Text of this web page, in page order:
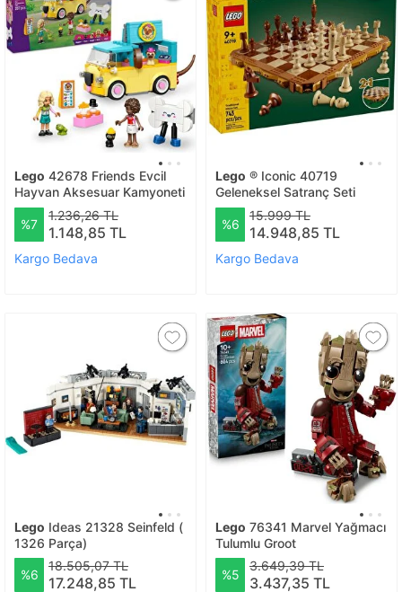
Lego 42678 Friends Evcil
Hayvan Aksesuar Kamyoneti
%7
1.236,26 TL
1.148,85 TL
Kargo Bedava
Lego ® Iconic 40719
Geleneksel Satranç Seti
%6
15.999 TL
14.948,85 TL
Kargo Bedava
Lego Ideas 21328 Seinfeld (
1326 Parça)
%6
18.505,07 TL
17.248,85 TL
Lego 76341 Marvel Yağmacı
Tulumlu Groot
%5
3.649,39 TL
3.437,35 TL